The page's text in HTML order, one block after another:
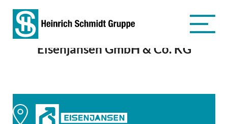
Eisenjansen GmbH & Co. KG